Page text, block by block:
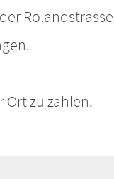
Ort zu zahlen.